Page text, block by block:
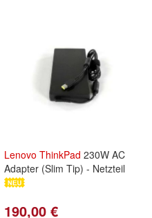
Lenovo ThinkPad 230W AC
Adapter (Slim Tip) - Netzteil
190,00 €